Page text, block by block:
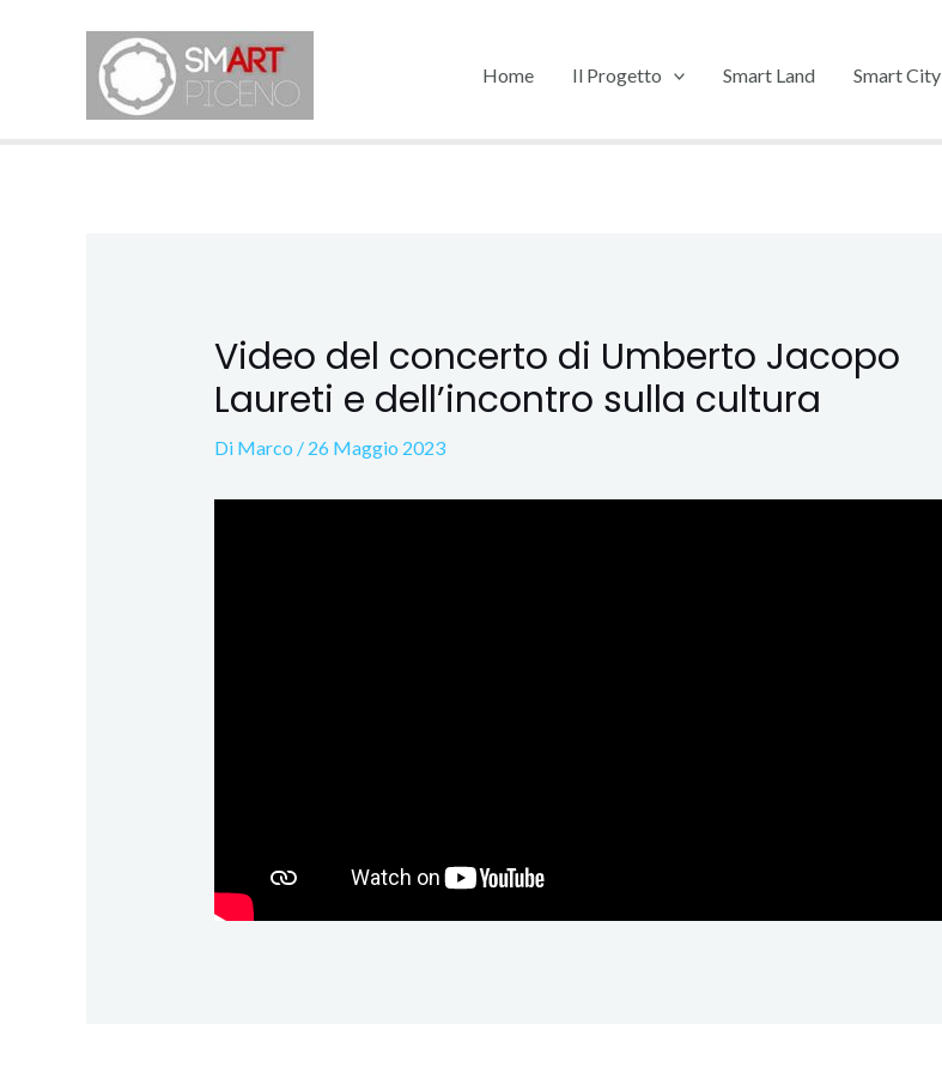
Home Il Progetto​ Smart Land Smart City
Video del concerto di Umberto Jacopo
Laureti e dell’incontro sulla cultura
Di Marco / 26 Maggio 2023